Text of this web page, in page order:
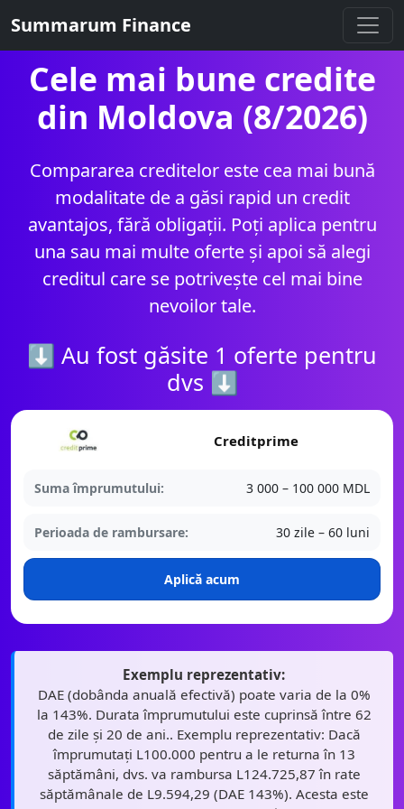
Summarum Finance
Cele mai bune credite
din Moldova (8/2026)
Compararea creditelor este cea mai bună
modalitate de a găsi rapid un credit
avantajos, fără obligații. Poți aplica pentru
una sau mai multe oferte și apoi să alegi
creditul care se potrivește cel mai bine
nevoilor tale.
⬇ Au fost găsite 1 oferte pentru
dvs ⬇
Creditprime
Suma împrumutului: 3 000 – 100 000 MDL
Perioada de rambursare: 30 zile – 60 luni
Aplică acum
Exemplu reprezentativ:
DAE (dobânda anuală efectivă) poate varia de la 0%
la 143%. Durata împrumutului este cuprinsă între 62
de zile și 20 de ani.. Exemplu reprezentativ: Dacă
împrumutați L100.000 pentru a le returna în 13
săptămâni, dvs. va rambursa L124.725,87 în rate
săptămânale de L9.594,29 (DAE 143%). Acesta este